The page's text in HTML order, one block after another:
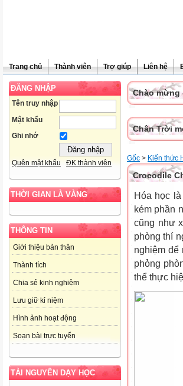
Trang chủ Thành viên Trợ giúp Liên hệ
ĐĂNG NHẬP
Tên truy nhập
Mật khẩu
Ghi nhớ
Quên mật khẩu ĐK thành viên
THỜI GIAN LÀ VÀNG
THÔNG TIN
Giới thiệu bản thân
Thành tích
Chia sẻ kinh nghiệm
Lưu giữ kỉ niệm
Hình ảnh hoạt động
Soạn bài trực tuyến
TÀI NGUYÊN DẠY HỌC
Chào mừng
Chân Trời
Gốc > Kiến thức
Crocodile
Hóa học
kém phần
cũng như
phòng thí
nghiệm để
phỏng
thể thực